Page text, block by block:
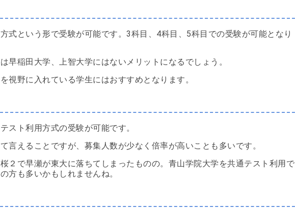
式という形で受験が可能です。3科目、4科目、5科目での受験が可能となり
早稲田大学、上智大学にはないメリットになるでしょう。
視野に入れている学生にはおすすめとなります。
スト利用方式の受験が可能です。
えることですが、募集人数が少なく倍率が高いことも多いです。
２で早瀬が東大に落ちてしまったものの。青山学院大学を共通テスト利用で
方も多いかもしれませんね。